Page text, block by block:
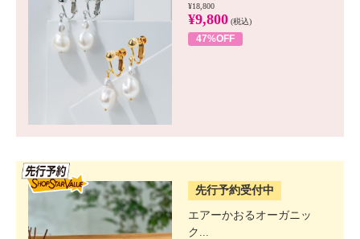
¥18,800
¥9,800 (税込)
47%OFF
先行予約受付中
エアーかおるオーガニッ
ク...